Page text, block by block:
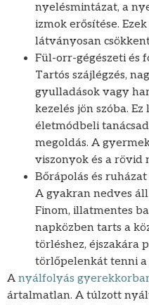
nyelésmintázat, a
izmok erősítése.
látványosan
Fül-orr-gégészeti és
Tartós szájlégzés,
gyulladások vagy
kezelés jön szóba.
életmódbeli
megoldás. A
viszonyok és a rövid
Bőrápolás és ruházat
A gyakran nedves
Finom, illatmentes
napközben tarts a
törléshez, éjszakára
törlőpelenkát tenni a
A nyálfolyás
ártalmatlan. A túlzott